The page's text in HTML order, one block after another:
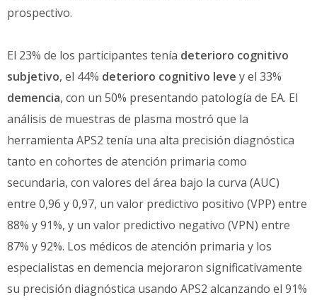
prospectivo.
El 23% de los participantes tenía deterioro cognitivo
subjetivo, el 44% deterioro cognitivo leve y el 33%
demencia, con un 50% presentando patología de EA. El
análisis de muestras de plasma mostró que la
herramienta APS2 tenía una alta precisión diagnóstica
tanto en cohortes de atención primaria como
secundaria, con valores del área bajo la curva (AUC)
entre 0,96 y 0,97, un valor predictivo positivo (VPP) entre
88% y 91%, y un valor predictivo negativo (VPN) entre
87% y 92%. Los médicos de atención primaria y los
especialistas en demencia mejoraron significativamente
su precisión diagnóstica usando APS2 alcanzando el 91%